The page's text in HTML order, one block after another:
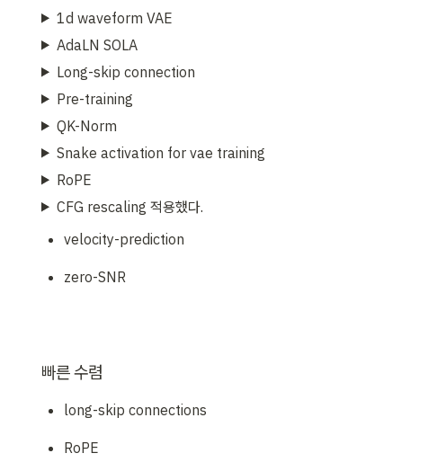
1d waveform VAE
AdaLN SOLA
Long-skip connection
Pre-training
QK-Norm
Snake activation for vae training
RoPE
CFG rescaling 적용했다.
velocity-prediction
zero-SNR
빠른 수렴
long-skip connections
RoPE